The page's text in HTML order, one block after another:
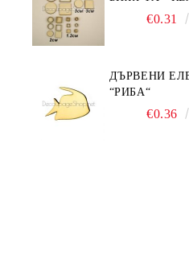
- ОСНОВИ +
€0.31
ДЪРВЕНИ
“РИБА“
€0.36